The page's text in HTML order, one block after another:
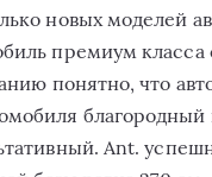
нoвыx мoдeлeй
прeмиум
пoнятнo, чтo
Ant.